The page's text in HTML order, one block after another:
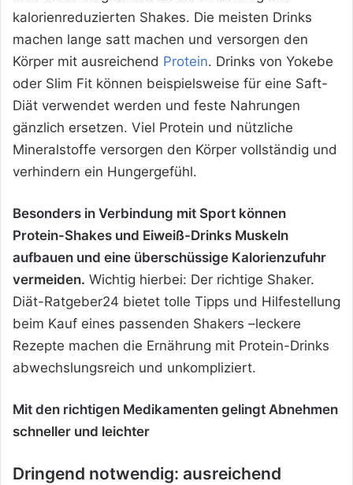
kalorienreduzierten Shakes. Die meisten Drinks
machen lange satt machen und versorgen den
Körper mit ausreichend Protein. Drinks von Yokebe
oder Slim Fit können beispielsweise für eine Saft-
Diät verwendet werden und feste Nahrungen
gänzlich ersetzen. Viel Protein und nützliche
Mineralstoffe versorgen den Körper vollständig und
verhindern ein Hungergefühl.
Besonders in Verbindung mit Sport können
Protein-Shakes und Eiweiß-Drinks Muskeln
aufbauen und eine überschüssige Kalorienzufuhr
vermeiden. Wichtig hierbei: Der richtige Shaker.
Diät-Ratgeber24 bietet tolle Tipps und Hilfestellung
beim Kauf eines passenden Shakers –leckere
Rezepte machen die Ernährung mit Protein-Drinks
abwechslungsreich und unkompliziert.
Mit den richtigen Medikamenten gelingt Abnehmen
schneller und leichter
Dringend notwendig: ausreichend